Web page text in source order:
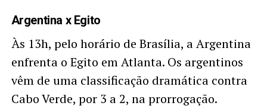
Argentina x Egito
Às 13h, pelo horário de Brasília, a Argentina
enfrenta o Egito em Atlanta. Os argentinos
vêm de uma classificação dramática contra
Cabo Verde, por 3 a 2, na prorrogação.